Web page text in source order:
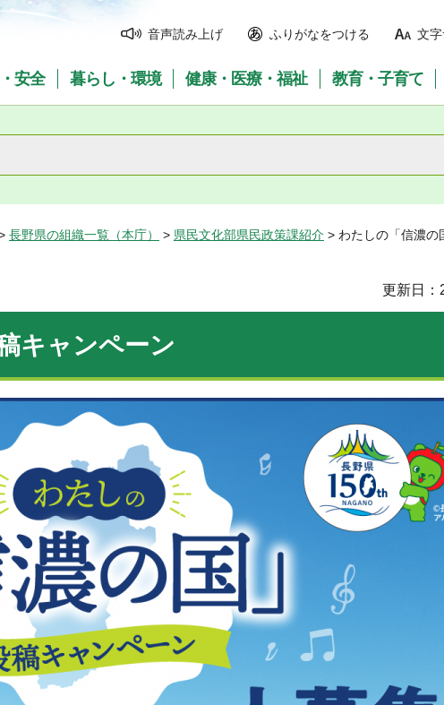
音声読み上げ ふりがなをつける 文
安全 暮らし・環境 健康・医療・福祉 教育・子育て
長野県の組織一覧（本庁） > 県民文化部県民政策課紹介 > わたしの「信濃の
更新日：
キャンペーン